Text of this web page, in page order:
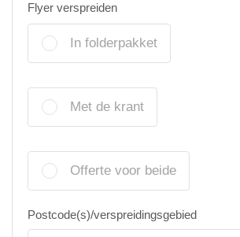
Flyer verspreiden
In folderpakket
Met de krant
Offerte voor beide
Postcode(s)/verspreidingsgebied